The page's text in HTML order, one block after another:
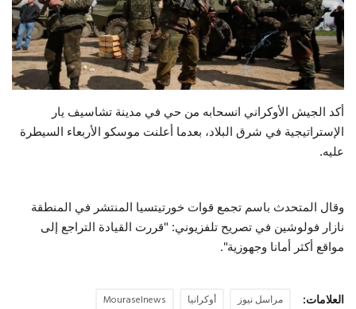
فيديو
حياة
أكد الجيش الأوكراني انسحابه من حي في مدينة تشاسيف يار
الإستراتيجية في شرق البلاد، بعدما أعلنت موسكو الأربعاء السيطرة
عليه.
وقال المتحدث باسم تجمع قوات خورتيتسيا المنتشر في المنطقة
نازار فولوشين في تصريح تلفزيوني: "قررت القيادة التراجع إلى
مواقع أكثر أمانا وجهوزية".
العلامات: مراسل نيوز أوكرانيا Mouraselnews